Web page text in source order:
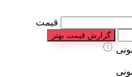
قیمت
گزارش قیمت بهتر